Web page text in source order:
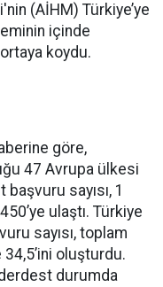
(AİHM) Türkiye’ye
içinde
koydu.
göre,
47 Avrupa ülkesi
sayısı, 1
ulaştı. Türkiye
sayısı, toplam
34,5’ini oluşturdu.
durumda